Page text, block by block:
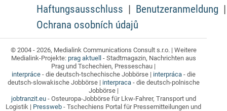
Haftungsausschluss
Benutzeranmeldung
Ochrana osobních údajů
© 2004 - 2026, Medialink Communications Consult s.r.o. | Weitere
Medialink-Projekte: prag aktuell - Stadtmagazin, Nachrichten aus
Prag und Tschechien, Presseschau |
interpráce- die deutsch-tschechische Jobbörse | interpráca- die
deutsch-slowakische Jobbörse | interpraca- die deutsch-polnische
Jobbörse |
jobtranzit.eu- Osteuropa-Jobbörse für Lkw-Fahrer, Transport und
Logistik | Pressweb - Tschechiens Portal für Pressemitteilungen und